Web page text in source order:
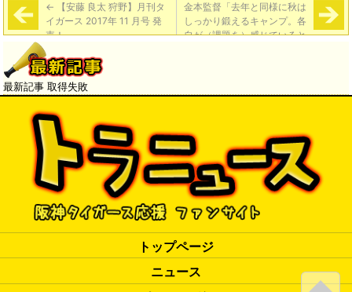
← 【安藤 良太 狩野】月刊タ
イガース 2017年 11 月号 発
売！
金本監督「去年と同様に秋は
しっかり鍛えるキャンプ。各
自が（課題を）感じていると
最新記事 取得失敗
トップページ
ニュース